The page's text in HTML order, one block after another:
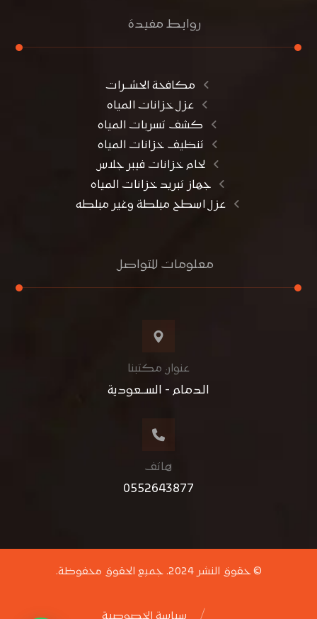
روابط مفيدة
مكافحة الحشــرات
عزل خزانات المياه
كشف تسربات المياه
تنظيف خزانات المياه
لحام خزانات فيبر جلاس
جهاز تبريد خزانات المياه
عزل اسطح مبلطة وغير مبلطه
معلومات للتواصل
عنوان مكتبنا
الدمام - الســعودية
هاتف
0552643877
© حقوق النشر 2024. جميع الحقوق محفوظة.